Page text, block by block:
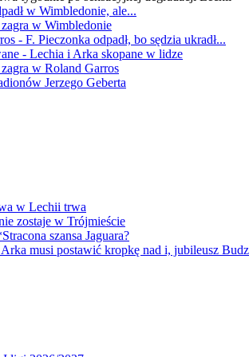
w Wimbledonie, ale...
w Wimbledonie
- F. Pieczonka odpadł, bo sędzia ukradł...
- Lechia i Arka skopane w lidze
w Roland Garros
Jerzego Geberta
w Lechii trwa
zostaje w Trójmieście
szansa Jaguara?
musi postawić kropkę nad i, jubileusz